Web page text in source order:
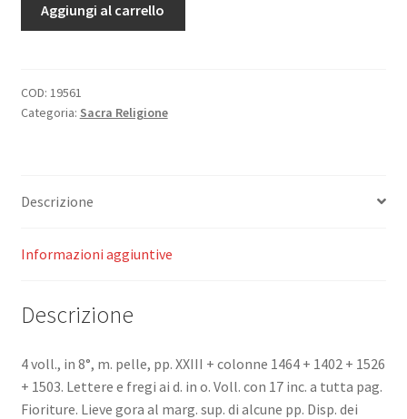
apostolico
de'
parrochi
di
quelli
sacerdozio.
Aggiungi al carrello
COD: 19561
Categoria: Sacra Religione
Descrizione
Informazioni aggiuntive
Descrizione
4 voll., in 8°, m. pelle, pp. XXIII + colonne 1464 + 1402 + 1526
+ 1503. Lettere e fregi ai d. in o. Voll. con 17 inc. a tutta pag.
Fioriture. Lieve gora al marg. sup. di alcune pp. Disp. dei